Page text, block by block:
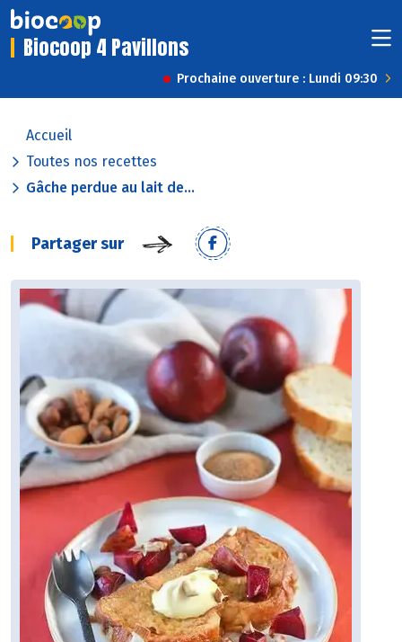
Biocoop 4 Pavillons
Prochaine ouverture : Lundi 09:30
Accueil
Toutes nos recettes
Gâche perdue au lait de...
Partager sur